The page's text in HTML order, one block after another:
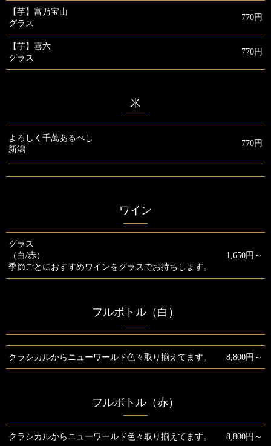
【芋】富乃宝山
グラス
770円
【芋】喜六
グラス
770円
米
よろしく千萬あるべし
新潟
770円
ワイン
グラス
（白/赤）
季節ごとにおすすめワインをグラスでお持ちします。
1,650円～
フルボトル（白）
クラシカルからニューワールド色々取り揃えてます。 8,800円～
フルボトル（赤）
クラシカルからニューワールド色々取り揃えてます。 8,800円～